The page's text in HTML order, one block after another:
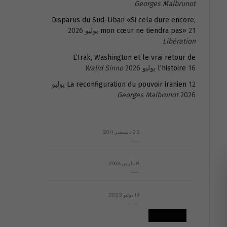
Georges Malbrunot
Disparus du Sud-Liban «Si cela dure encore,
mon cœur ne tiendra pas» 21 يوليو 2026
Libération
L’Irak, Washington et le vrai retour de
l’histoire 16 يوليو 2026
Walid Sinno
La reconfiguration du pouvoir iranien 12 يوليو
2026
Georges Malbrunot
23 ديسمبر 2011
8 مارس 2008
19 يوليو 2023